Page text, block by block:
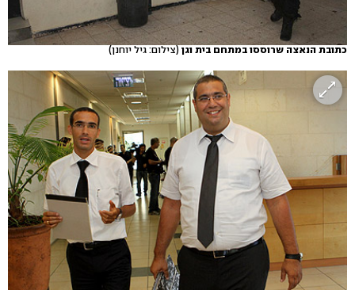
כתובת הנאצה שרוססו במתחם בית וגן (צילום: גיל יוחנן)